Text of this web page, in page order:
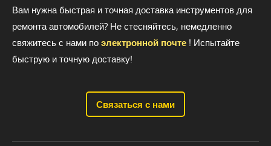
Вам нужна быстрая и точная доставка инструментов для
ремонта автомобилей? Не стесняйтесь, немедленно
свяжитесь с нами по электронной почте ! Испытайте
быструю и точную доставку!
Связаться с нами